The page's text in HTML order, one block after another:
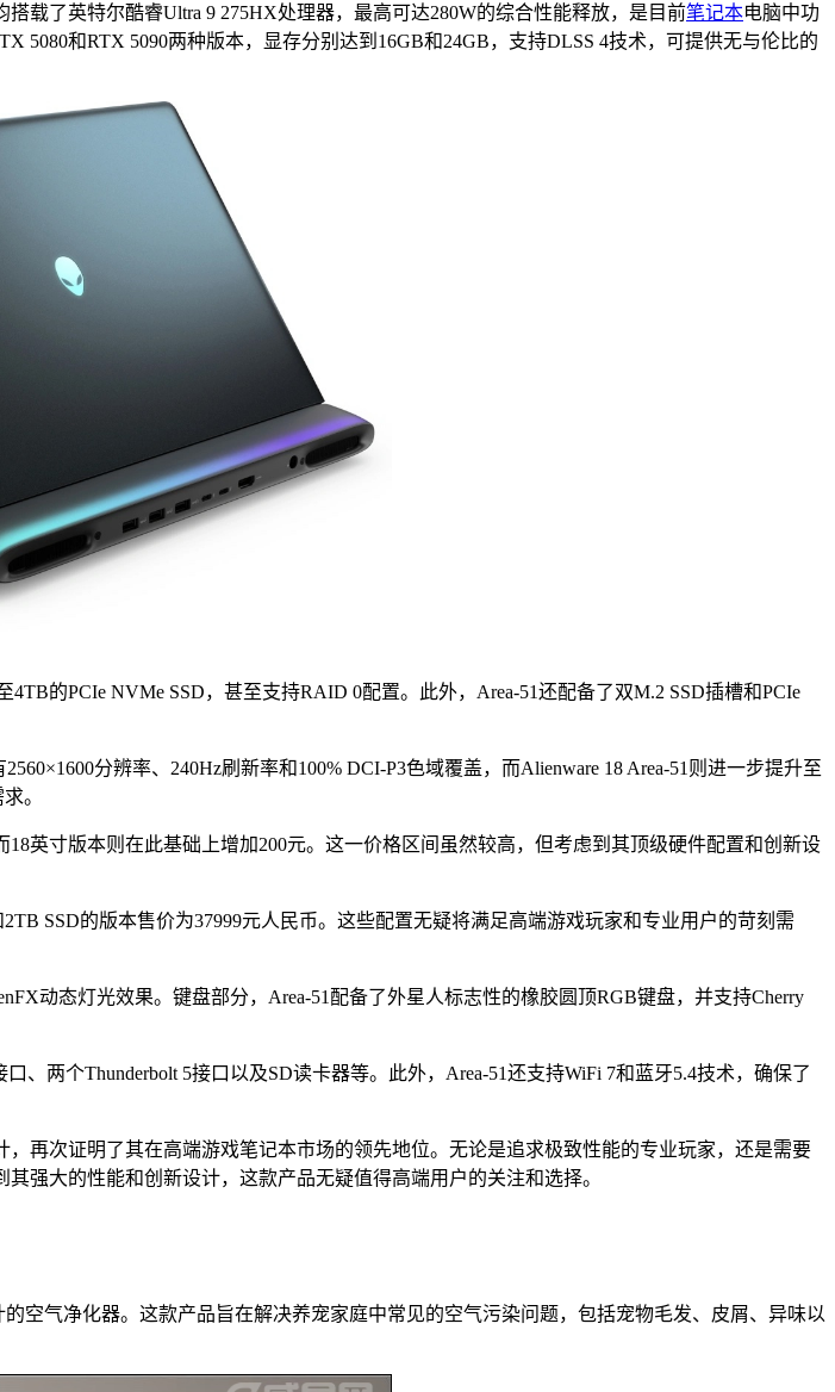
载了英特尔酷睿Ultra 9 275HX处理器，最高可达280W的综合性能释放，是目前笔记本电脑中功
5080和RTX 5090两种版本，显存分别达到16GB和24GB，支持DLSS 4技术，可提供无与伦比的
的PCIe NVMe SSD，甚至支持RAID 0配置。此外，Area-51还配备了双M.2 SSD插槽和PCIe
分辨率、240Hz刷新率和100% DCI-P3色域覆盖，而Alienware 18 Area-51则进一步提升至
。
英寸版本则在此基础上增加200元。这一价格区间虽然较高，但考虑到其顶级硬件配置和创新设
SSD的版本售价为37999元人民币。这些配置无疑将满足高端游戏玩家和专业用户的苛刻需
动态灯光效果。键盘部分，Area-51配备了外星人标志性的橡胶圆顶RGB键盘，并支持Cherry
、两个Thunderbolt 5接口以及SD读卡器等。此外，Area-51还支持WiFi 7和蓝牙5.4技术，确保了
再次证明了其在高端游戏笔记本市场的领先地位。无论是追求极致性能的专业玩家，还是需要
强大的性能和创新设计，这款产品无疑值得高端用户的关注和选择。
空气净化器。这款产品旨在解决养宠家庭中常见的空气污染问题，包括宠物毛发、皮屑、异味以